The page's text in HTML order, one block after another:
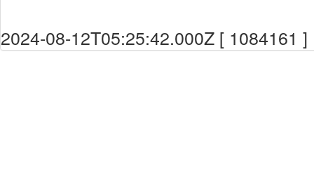
2024-08-12T05:25:42.000Z [ 1084161 ]